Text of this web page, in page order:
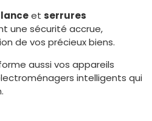
et serrures
une sécurité accrue,
de vos précieux biens.
aussi vos appareils
intelligents qui